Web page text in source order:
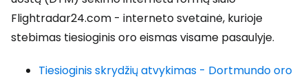
Flightradar24.com - interneto svetainė, kurioje
stebimas tiesioginis oro eismas visame pasaulyje.
Tiesioginis skrydžių atvykimas - Dortmundo oro